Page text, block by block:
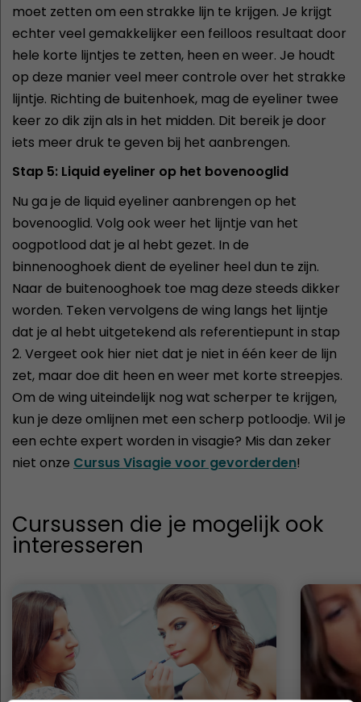
moet zetten om een strakke lijn te krijgen. Je krijgt
echter veel gemakkelijker een feilloos resultaat door
hele korte lijntjes te zetten, heen en weer. Je houdt
op deze manier veel meer controle over het strakke
lijntje. Richting de buitenhoek, mag de eyeliner twee
keer zo dik zijn als in het midden. Dit bereik je door
iets meer druk te geven bij het aanbrengen.
Stap 5: Liquid eyeliner op het bovenooglid
Nu ga je de liquid eyeliner aanbrengen op het
bovenooglid. Volg ook weer het lijntje van het
oogpotlood dat je al hebt gezet. In de
binnenooghoek dient de eyeliner heel dun te zijn.
Naar de buitenooghoek toe mag deze steeds dikker
worden. Teken vervolgens de wing langs het lijntje
dat je al hebt uitgetekend als referentiepunt in stap
2. Vergeet ook hier niet dat je niet in één keer de lijn
zet, maar doe dit heen en weer met korte streepjes.
Om de wing uiteindelijk nog wat scherper te krijgen,
kun je deze omlijnen met een scherp potloodje. Wil je
een echte expert worden in visagie? Mis dan zeker
niet onze Cursus Visagie voor gevorderden!
Cursussen die je mogelijk ook
interesseren